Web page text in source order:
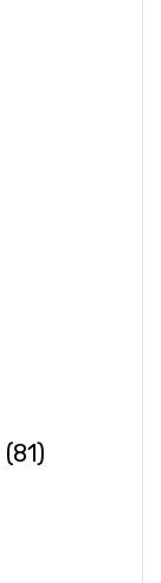
(81)